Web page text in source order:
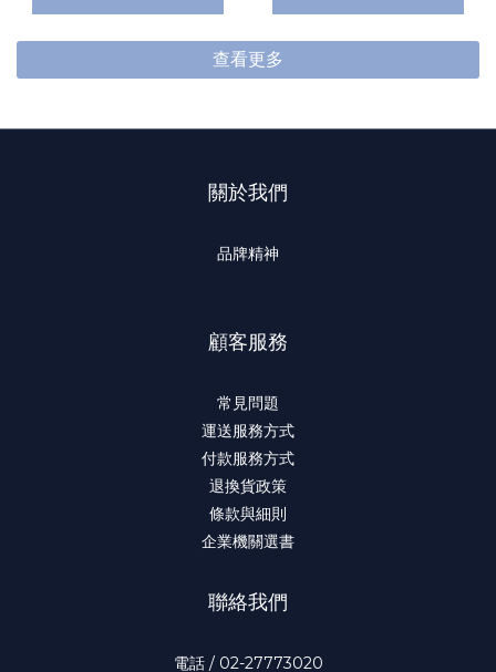
查看更多
關於我們
品牌精神
顧客服務
常見問題
運送服務方式
付款服務方式
退換貨政策
條款與細則
企業機關選書
聯絡我們
電話 / 02-27773020